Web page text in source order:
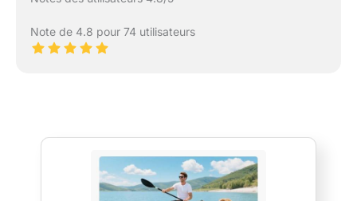
Note de 4.8 pour 74 utilisateurs